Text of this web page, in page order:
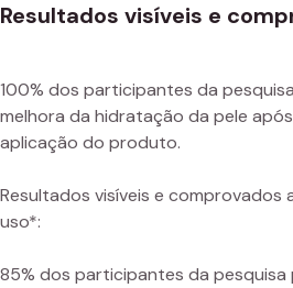
Resultados visíveis e
100% dos participantes da
melhora da hidratação da pele
aplicação do produto.
Resultados visíveis e comprovados
uso*:
85% dos participantes da